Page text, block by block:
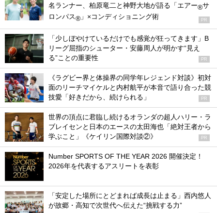
名ランナー、柏原竜二と神野大地が語る「エアー®サ
ロンパス® 」×コンディショニング術 PR
「少しぼやけているだけでも感覚が狂ってきます」B
リーグ屈指のシューター・安藤周人が明かす“見え
る”ことの重要性
PR
《ラグビー界と体操界の同学年レジェンド対談》初対
面のリーチマイケルと内村航平が本音で語り合った競
技愛「好きだから、続けられる」
PR
世界の頂点に君臨し続けるオランダの超人ハリー・ラ
ブレイセンと日本のエースの太田海也「絶対王者から
学ぶこと」《ケイリン国際対談②》
PR
Number SPORTS OF THE YEAR 2026 開催決定！
2026年を代表するアスリートを表彰
「安定した場所にとどまれば成長は止まる」西内悠人
が故郷・高知で次世代へ伝えた“挑戦する力”